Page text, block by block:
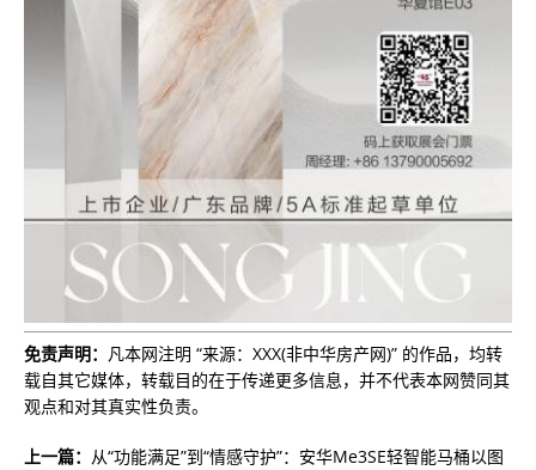
免责声明： 凡本网注明 “来源：XXX(非中华房产网)” 的作品，均转
载自其它媒体，转载目的在于传递更多信息，并不代表本网赞同其
观点和对其真实性负责。
上一篇： 从“功能满足”到“情感守护”：安华Me3SE轻智能马桶以图